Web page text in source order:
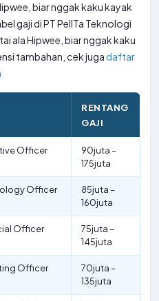
biar nggak kaku kayak
gaji di PT PelITa Teknologi
ala Hipwee, biar nggak kaku
tambahan, cek juga daftar
RENTANG
GAJI
Officer
90juta –
175juta
Officer
85juta –
160juta
Officer
75juta –
145juta
Officer
70juta –
135juta